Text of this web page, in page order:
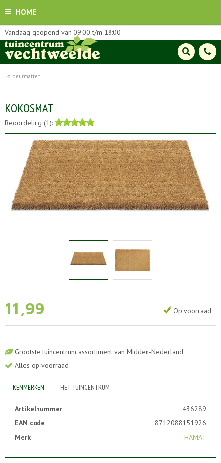
HOME
deurmatten
Vandaag geopend van 09:00 t/m 18:00
KOKOSMAT
Beoordeling (1):
11 ,99 Op voorraad
Grootste tuincentrum assortiment van Midden-Nederland
Alles op voorraad
KENMERKEN HET TUINCENTRUM
Artikelnummer
436289
EAN code
8712088151926
Merk
HAMAT